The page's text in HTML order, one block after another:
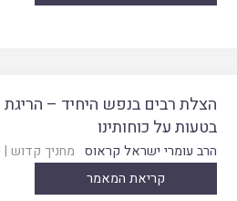
הצלת רבים בנפש היחיד – הריגת
בטעות על כוחותינו
הרב עומרי ישראל קראוס מחניך קדוש |
קריאת המאמר